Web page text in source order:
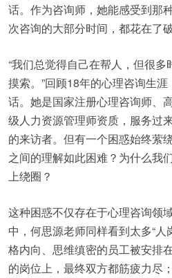
话。作为咨询师，她能感受到那
次咨询的大部分时间，都花在了
“我们总觉得自己在帮人，但很
摸索。”回顾18年的心理咨询生
话。她是国家注册心理咨询师、
级人力资源管理师资质，服务过
的来访者。但有一个困惑始终萦
之间的理解如此困难？为什么我
上绕圈？
这种困惑不仅存在于心理咨询领
中，何思源老师同样看到太多“
格内向、思维缜密的员工被安排
的岗位上，最终双方都筋疲力尽